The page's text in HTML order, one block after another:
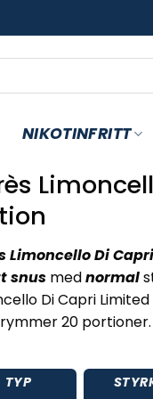
NIKOTINFRITT
Limoncello Di
snus mednormal
Di Capri
20
TYP